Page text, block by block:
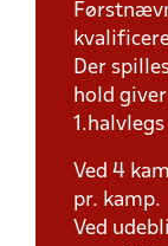
Der
hold
Ved 4
pr. kamp.
Ved